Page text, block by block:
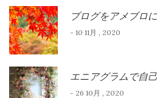
ブログをアメブロ
- 10 11月 , 2020
エニアグラムで自
- 26 10月 , 2020